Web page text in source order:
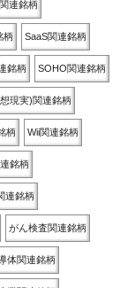
連銘柄
柄 SaaS関連銘柄
銘柄 SOHO関連銘柄
現実)関連銘柄
柄 Wii関連銘柄
銘柄
連銘柄
がん検査関連銘柄
体関連銘柄